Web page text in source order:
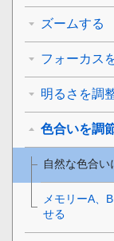
ズームする
フォーカス
明るさを調
色合いを調
自然な色合い
メモリーA、
せる